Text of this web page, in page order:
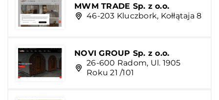
MWM TRADE Sp. z o.o.
46-203 Kluczbork, Kołłątaja 8
NOVI GROUP Sp. z o.o.
26-600 Radom, Ul. 1905
Roku 21 /101